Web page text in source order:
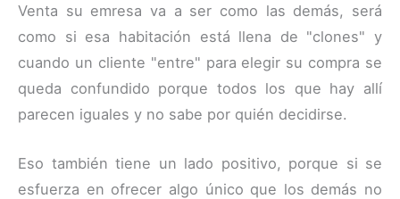
Venta su emresa va a ser como las demás, será
como si esa habitación está llena de "clones" y
cuando un cliente "entre" para elegir su compra se
queda confundido porque todos los que hay allí
parecen iguales y no sabe por quién decidirse.
Eso también tiene un lado positivo, porque si se
esfuerza en ofrecer algo único que los demás no